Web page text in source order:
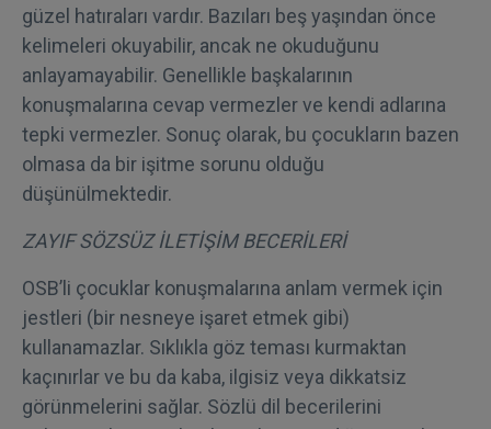
güzel hatıraları vardır. Bazıları beş yaşından önce
kelimeleri okuyabilir, ancak ne okuduğunu
anlayamayabilir. Genellikle başkalarının
konuşmalarına cevap vermezler ve kendi adlarına
tepki vermezler. Sonuç olarak, bu çocukların bazen
olmasa da bir işitme sorunu olduğu
düşünülmektedir.
ZAYIF SÖZSÜZ İLETİŞİM BECERİLERİ
OSB’li çocuklar konuşmalarına anlam vermek için
jestleri (bir nesneye işaret etmek gibi)
kullanamazlar. Sıklıkla göz teması kurmaktan
kaçınırlar ve bu da kaba, ilgisiz veya dikkatsiz
görünmelerini sağlar. Sözlü dil becerilerini